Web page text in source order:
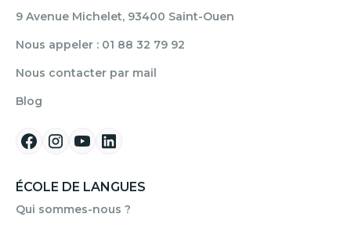
9 Avenue Michelet, 93400 Saint-Ouen
Nous appeler : 01 88 32 79 92
Nous contacter par mail
Blog
ÉCOLE DE LANGUES
Qui sommes-nous ?